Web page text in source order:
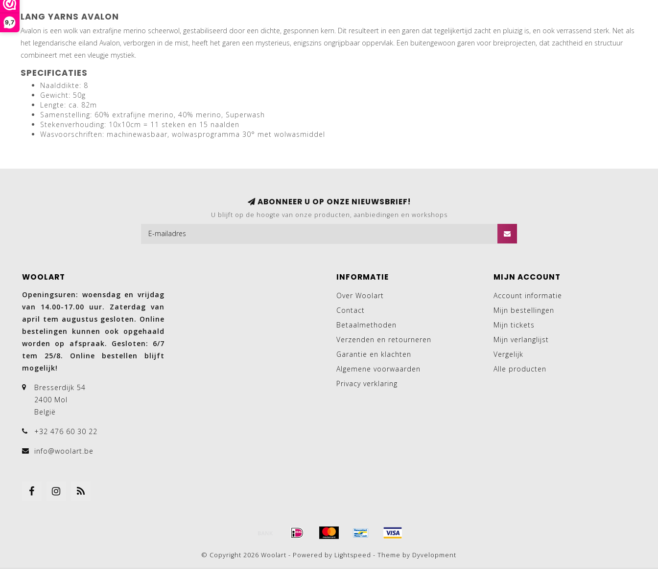
9,7 LANG YARNS AVALON
Avalon is een wolk van extrafijne merino scheerwol, gestabiliseerd door een dichte, gesponnen kern. Dit resulteert in een garen dat tegelijkertijd zacht en pluizig is, en ook verrassend sterk. Net als
het legendarische eiland Avalon, verborgen in de mist, heeft het garen een mysterieus, enigszins ongrijpbaar oppervlak. Een buitengewoon garen voor breiprojecten, dat zachtheid en structuur
combineert met een vleugje mystiek.
SPECIFICATIES
Naalddikte: 8
Gewicht: 50g
Lengte: ca. 82m
Samenstelling: 60% extrafijne merino, 40% merino, Superwash
Stekenverhouding: 10x10cm = 11 steken en 15 naalden
Wasvoorschriften: machinewasbaar, wolwasprogramma 30° met wolwasmiddel
ABONNEER U OP ONZE NIEUWSBRIEF!
U blijft op de hoogte van onze producten, aanbiedingen en workshops
WOOLART
Openingsuren: woensdag en vrijdag
van 14.00-17.00 uur. Zaterdag van
april tem augustus gesloten. Online
bestelingen kunnen ook opgehaald
worden op afspraak. Gesloten: 6/7
tem 25/8. Online bestellen blijft
mogelijk!
Bresserdijk 54
2400 Mol
België
+32 476 60 30 22
info@woolart.be
INFORMATIE
Over Woolart
Contact
Betaalmethoden
Verzenden en retourneren
Garantie en klachten
Algemene voorwaarden
Privacy verklaring
MIJN ACCOUNT
Account informatie
Mijn bestellingen
Mijn tickets
Mijn verlanglijst
Vergelijk
Alle producten
© Copyright 2026 Woolart - Powered by Lightspeed - Theme by Dyvelopment